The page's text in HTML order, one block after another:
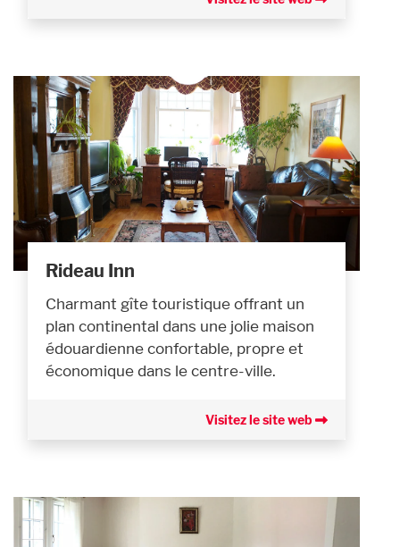
Rideau Inn
Charmant gîte touristique offrant un
plan continental dans une jolie maison
édouardienne confortable, propre et
économique dans le centre-ville.
Visitez le site web